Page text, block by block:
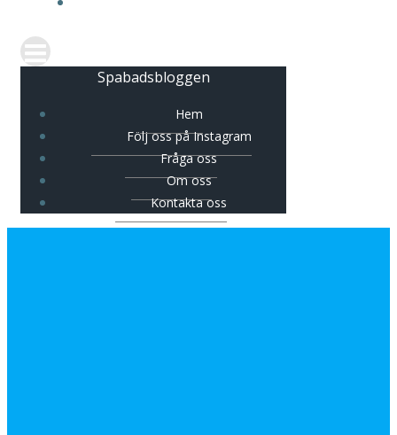
Spabadsbloggen
Hem
Följ oss på Instagram
Fråga oss
Om oss
Kontakta oss